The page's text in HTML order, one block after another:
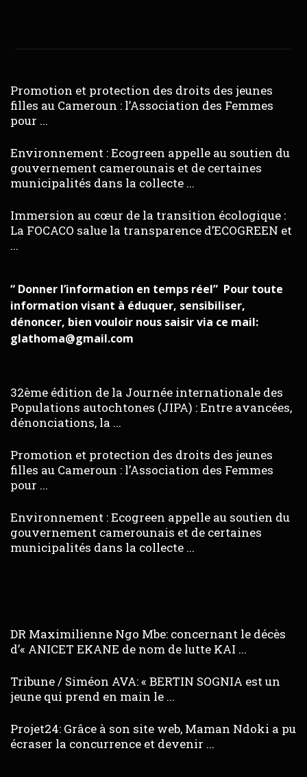
Promotion et protection des droits des jeunes
filles au Cameroun : l’Association des Femmes
pour ...
Environnement : Ecogreen appelle au soutien du
gouvernement camerounais et de certaines
municipalités dans la collecte ...
Immersion au cœur de la transition écologique :
La FOCACO salue la transparence d’ECOGREEN et
...
“ Donner l’information en temps réel” Pour toute
information visant à éduquer, sensibiliser,
dénoncer, bien vouloir nous saisir via ce mail:
glathoma@gmail.com
32ème édition de la Journée internationale des
Populations autochtones (JIPA) : Entre avancées,
dénonciations, la ...
Promotion et protection des droits des jeunes
filles au Cameroun : l’Association des Femmes
pour ...
Environnement : Ecogreen appelle au soutien du
gouvernement camerounais et de certaines
municipalités dans la collecte ...
DR Maximilienne Ngo Mbe: concernant le décès
d’« ANICET EKANE de nom de lutte KAI ...
Tribune / Siméon AVA: « BERTIN SOGNIA est un
jeune qui prend en main le ...
Projet24: Grâce à son site web, Maman Ndoki a pu
écraser la concurrence et devenir ...